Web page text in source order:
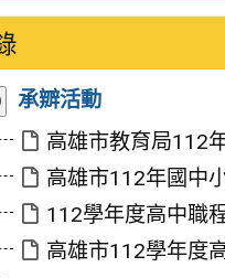
展
開/
收
承辧活動
高雄市教育局112
高雄市112年國中
112學年度高中職
高雄市112學年度